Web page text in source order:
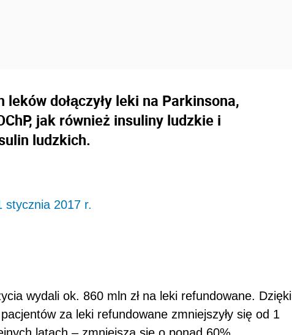
leków dołączyły leki na Parkinsona,
jak również insuliny ludzkie i
ludzkich.
stycznia 2017 r.
wydali ok. 860 mln zł na leki refundowane. Dzięki
za leki refundowane zmniejszyły się od 1